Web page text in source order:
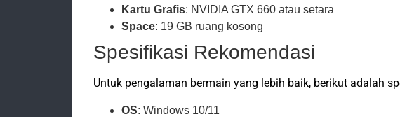
Kartu Grafis: NVIDIA GTX 660 atau setara
Space: 19 GB ruang kosong
Spesifikasi Rekomendasi
Untuk pengalaman bermain yang lebih baik, berikut adalah
OS: Windows 10/11